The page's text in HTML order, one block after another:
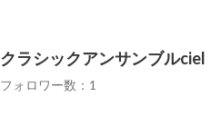
クラシックアンサンブルciel
フォロワー数：1